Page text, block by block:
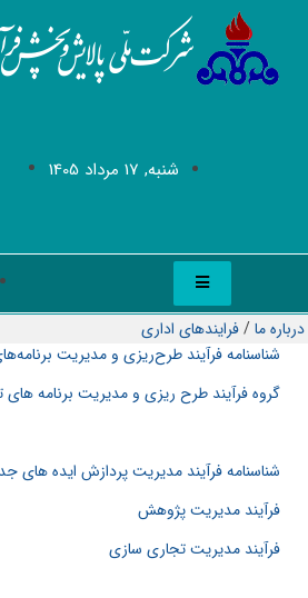
شنبه, 17 مرداد 1405
درباره ما/فرایندهای اداری
شناسنامه فرآیند طرح‌ریزی و مدیریت
گروه فرآیند طرح ریزی و مدیریت برنامه
شناسنامه فرآيند مدیریت پردازش ایده های
فرآیند مدیریت پژوهش
فرآیند مدیریت تجاری سازی